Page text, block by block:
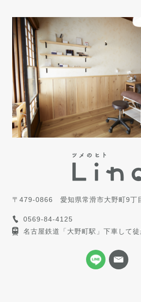
〒479-0866 愛知県常滑市大野町9丁
0569-84-4125
名古屋鉄道「大野町駅」下車して徒